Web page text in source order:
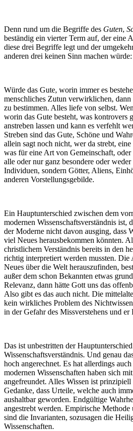
Denn rund um die Begriffe des Guten,
beständig ein vierter Term auf, der eine
diese drei Begriffe legt und der
anderen drei keinen Sinn machen würde:
Würde das Gute, worin immer es
menschliches Zutun verwirklichen, dann
zu bestimmen. Alles liefe von selbst.
worin das Gute besteht, was kontrovers
anstreben lassen und kann es verfehlt
Streben sind das Gute, Schöne und
allein sagt noch nicht, wer da strebt,
was für eine Art von Gemeinschaft,
alle oder nur ganz besondere oder
Individuen, sondern Götter, Aliens,
anderen Vorstellungsgebilde.
Ein Hauptunterschied zwischen dem
modernen Wissenschaftsverständnis ist,
der Moderne nicht davon ausging, dass
viel Neues herausbekommen könnten.
christlichem Verständnis bereits in den
richtig interpretiert werden mussten. Die
Neues über die Welt herauszufinden,
außer dem schon Bekannten etwas
Relevanz, dann hätte Gott uns das
Also gibt es das auch nicht. Die
kein wirkliches Problem des
in der Gefahr des Missverstehens und er
Das ist unbestritten der
Wissenschaftsverständnis. Und genau
hoch angerechnet. Es hat allerdings
modernen Wissenschaften haben sich
angefreundet. Alles Wissen ist
Gedanke, dass Urteile, welche auch
aushaltbar geworden. Endgültige
angestrebt werden. Empirische Methode
sind die Invarianten, sozusagen die
Wissenschaften.